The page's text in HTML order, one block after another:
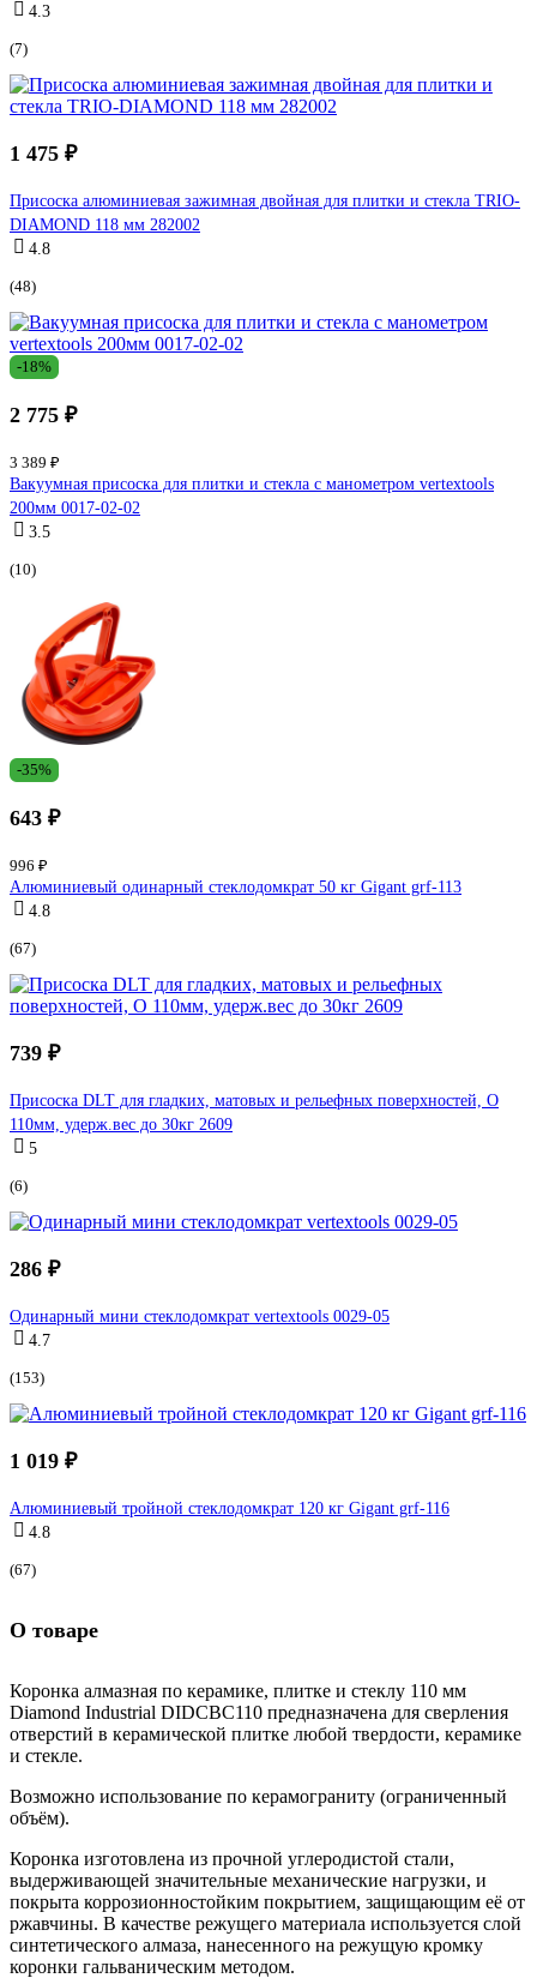
4.3
(7)
1 475 ₽
Присоска алюминиевая зажимная двойная для плитки и стекла TRIO-
DIAMOND 118 мм 282002
4.8
(48)
-18%
2 775 ₽
3 389 ₽
Вакуумная присоска для плитки и стекла с манометром vertextools
200мм 0017-02-02
3.5
(10)
-35%
643 ₽
996 ₽
Алюминиевый одинарный стеклодомкрат 50 кг Gigant grf-113
4.8
(67)
739 ₽
Присоска DLT для гладких, матовых и рельефных поверхностей, O
110мм, удерж.вес до 30кг 2609
5
(6)
286 ₽
Одинарный мини стеклодомкрат vertextools 0029-05
4.7
(153)
1 019 ₽
Алюминиевый тройной стеклодомкрат 120 кг Gigant grf-116
4.8
(67)
О товаре
Коронка алмазная по керамике, плитке и стеклу 110 мм
Diamond Industrial DIDCBC110 предназначена для сверления
отверстий в керамической плитке любой твердости, керамике
и стекле.
Возможно использование по керамограниту (ограниченный
объём).
Коронка изготовлена из прочной углеродистой стали,
выдерживающей значительные механические нагрузки, и
покрыта коррозионностойким покрытием, защищающим её от
ржавчины. В качестве режущего материала используется слой
синтетического алмаза, нанесенного на режущую кромку
коронки гальваническим методом.